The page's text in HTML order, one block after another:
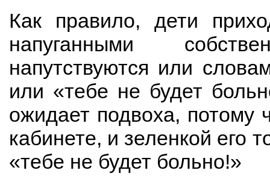
Как правило, дети
напуганными
напутствуются или
или «тебе не будет
ожидает подвоха,
кабинете, и зеленкой его
«тебе не будет больно!»